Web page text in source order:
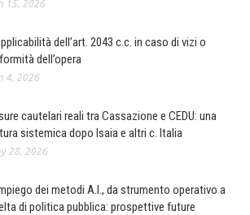
15, 2026
dell’art. 2043 c.c. in caso di vizi o
dell’opera
4, 2026
cautelari reali tra Cassazione e CEDU: una
sistemica dopo Isaia e altri c. Italia
28, 2026
dei metodi A.I., da strumento operativo a
di politica pubblica: prospettive future